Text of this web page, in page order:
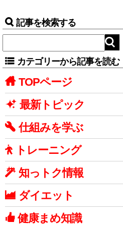
記事を検索する
カテゴリーから記事を読む
TOPページ
最新トピック
仕組みを学ぶ
トレーニング
知っトク情報
ダイエット
健康まめ知識